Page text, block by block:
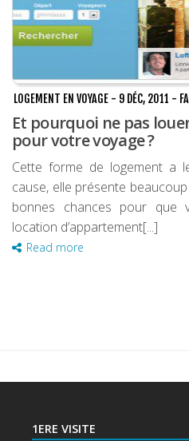
LOGEMENT EN VOYAGE - 9 DÉC, 2011 -
Et pourquoi ne pas
pour votre voyage ?
Cette forme de logement a
cause, elle présente beaucoup
bonnes chances pour que
location d’appartement[...]
Read more
1ERE VISITE